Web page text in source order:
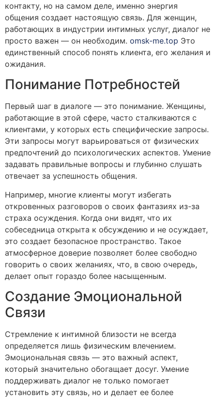
контакту, но на самом деле, именно энергия
общения создает настоящую связь. Для женщин,
работающих в индустрии интимных услуг, диалог не
просто важен — он необходим. omsk-me.top Это
единственный способ понять клиента, его желания и
ожидания.
Понимание Потребностей
Первый шаг в диалоге — это понимание. Женщины,
работающие в этой сфере, часто сталкиваются с
клиентами, у которых есть специфические запросы.
Эти запросы могут варьироваться от физических
предпочтений до психологических аспектов. Умение
задавать правильные вопросы и глубинно слушать
отвечает за успешность общения.
Например, многие клиенты могут избегать
откровенных разговоров о своих фантазиях из-за
страха осуждения. Когда они видят, что их
собеседница открыта к обсуждению и не осуждает,
это создает безопасное пространство. Такое
атмосферное доверие позволяет более свободно
говорить о своих желаниях, что, в свою очередь,
делает опыт гораздо более насыщенным.
Создание Эмоциональной
Связи
Стремление к интимной близости не всегда
определяется лишь физическим влечением.
Эмоциональная связь — это важный аспект,
который значительно обогащает досуг. Умение
поддерживать диалог не только помогает
установить эту связь, но и делает ее более